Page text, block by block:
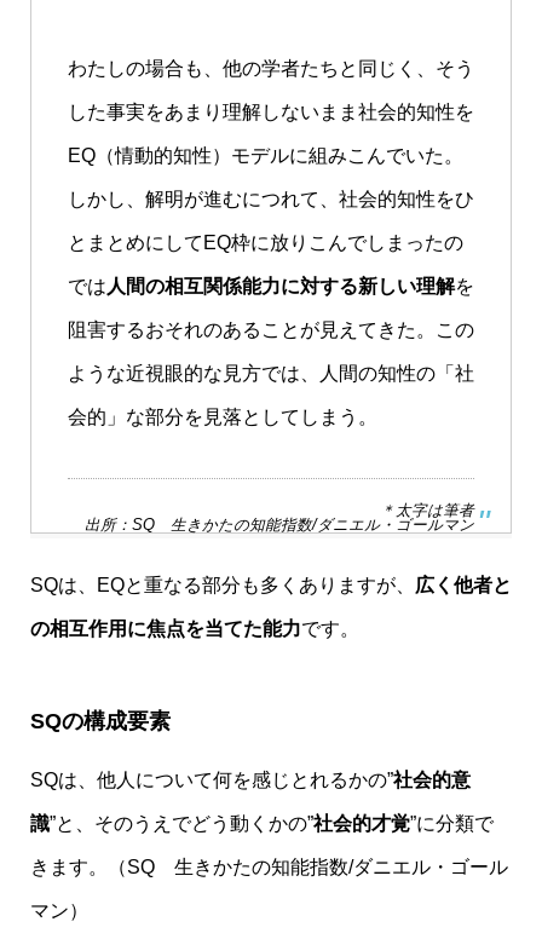
わたしの場合も、他の学者たちと同じく、そう
した事実をあまり理解しないまま社会的知性を
EQ（情動的知性）モデルに組みこんでいた。
しかし、解明が進むにつれて、社会的知性をひ
とまとめにしてEQ枠に放りこんでしまったの
では 人間の相互関係能力に対する新しい理解を
阻害するおそれのあることが見えてきた。この
ような近視眼的な見方では、人間の知性の「社
会的」な部分を見落としてしまう。
＊太字は筆者
出所：SQ 生きかたの知能指数/ダニエル・ゴールマン
SQは、EQと重なる部分も多くありますが、 広く他者と
の相互作用に焦点を当てた能力です。
SQの構成要素
SQは、他人について何を感じとれるかの”社会的意
識”と、そのうえでどう動くかの”社会的才覚”に分類で
きます。（SQ 生きかたの知能指数/ダニエル・ゴール
マン）